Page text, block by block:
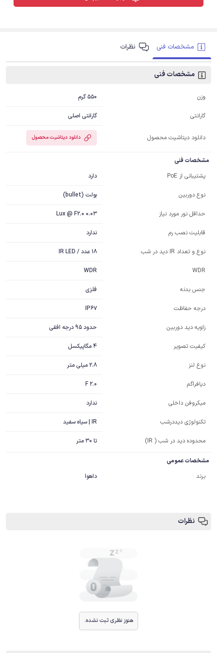
مشخصات فنی نظرات
مشخصات فنی
وزن 550 گرم
گارانتی گارانتی اصلی
دانلود دیتاشیت محصول دانلود دیتاشیت محصول
مشخصات فنی
پشتیبانی از PoE
دارد
نوع دوربین بولت (bullet)
حداقل نور مورد نیاز 0.03 Lux @ F2.0
قابلیت نصب رم ندارد
نوع و تعداد IR دید در شب 18 عدد / IR LED
WDR
WDR
جنس بدنه فلزی
درجه حفاظت IP67
زاویه دید دوربین حدود 95 درجه افقی
کیفیت تصویر 4 مگاپیکسل
نوع لنز 2.8 میلی متر
دیافراگم F 2.0
میکروفن داخلی ندارد
تکنولوژی دیددرشب IR | سیاه سفید
محدوده دید در شب ( IR) تا 30 متر
مشخصات عمومی
برند
داهوا
نظرات
هنوز نظری ثبت نشده.